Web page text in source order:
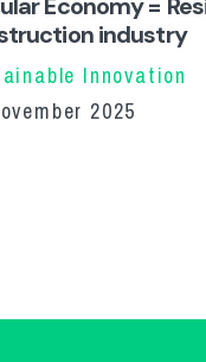
industry
Innovation
2025